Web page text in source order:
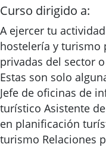
Curso dirigido a:
A ejercer tu
hostelería y turismo
privadas del sector
Estas son solo
Jefe de oficinas de
turístico Asistente
en planificación
turismo Relaciones